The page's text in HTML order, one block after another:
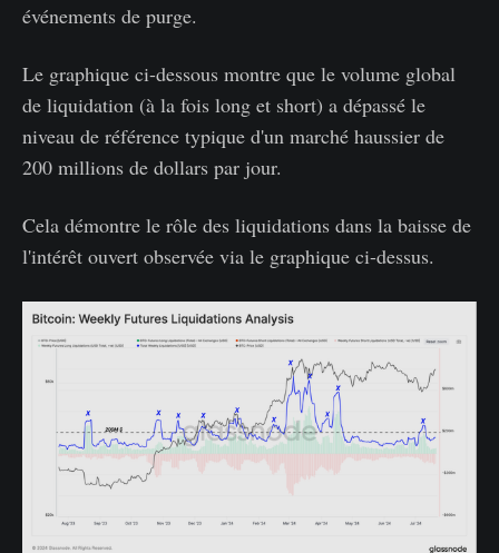
événements de purge.
Le graphique ci-dessous montre que le volume global
de liquidation (à la fois long et short) a dépassé le
niveau de référence typique d'un marché haussier de
200 millions de dollars par jour.
Cela démontre le rôle des liquidations dans la baisse de
l'intérêt ouvert observée via le graphique ci-dessus.